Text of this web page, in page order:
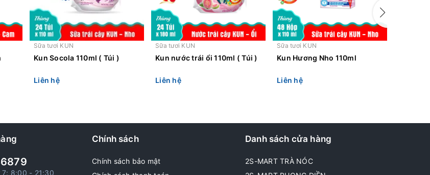
Sữa tươi KUN
Kun Socola 110ml ( Túi )
Liên hệ
Sữa tươi KUN
Kun nước trái ổi 110ml ( Túi )
Liên hệ
Sữa tươi KUN
Kun Hương Nho 110ml
Liên hệ
8:00 - 21:30
Chính sách
Chính sách bảo mật
Danh sách cửa hàng
2S-MART TRÀ NÓC